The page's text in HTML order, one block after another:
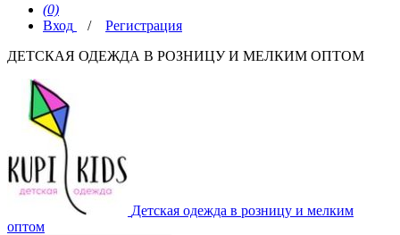
(0)
Вход
/
Регистрация
ДЕТСКАЯ ОДЕЖДА В РОЗНИЦУ И МЕЛКИМ ОПТОМ
Детская одежда в розницу и мелким
оптом